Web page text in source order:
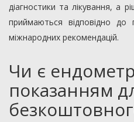
діагностики та лікування, а
приймаються відповідно
міжнародних рекомендацій.
Чи є
показанням